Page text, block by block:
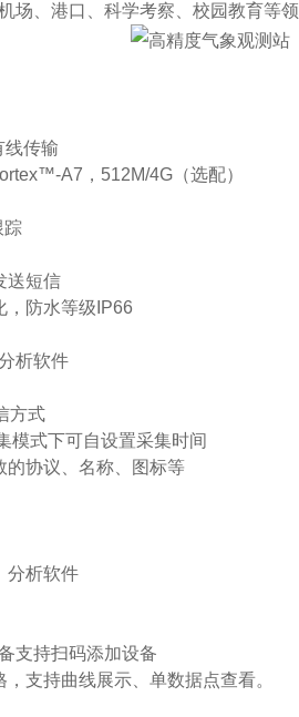
场、港口、科学考察、校园教育等领
线传输
A7，512M/4G（选配）
踪
送短信
，防水等级IP66
析软件
方式
模式下可自设置采集时间
的协议、名称、图标等
分析软件
支持扫码添加设备
支持曲线展示、单数据点查看。